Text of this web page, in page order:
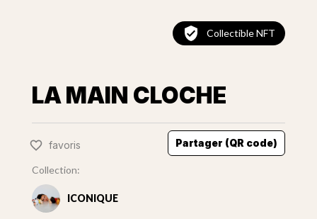
Collectible NFT
LA MAIN CLOCHE
favoris Partager (QR code)
Collection:
ICONIQUE